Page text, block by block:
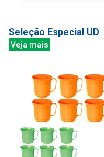
Seleção Especial UD
Veja mais